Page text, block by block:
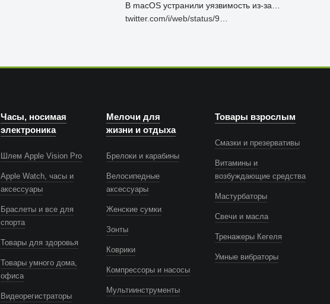
В macOS устранили уязвимость из-за…
twitter.com/i/web/status/9…
Часы, носимая
электроника
Шлем Apple Vision Pro
Apple Watch, часы и
аксессуары
Браслеты и все для
спорта
Товары для здоровья
Товары умного дома,
офиса
Видеорегистраторы
Мелочи для
жизни и отдыха
Брелоки и карабины
Велосипедные
аксессуары
Женские сумки
Зонты
Коврики
Компрессоры и насосы
Мультиинструменты
Товары взрослым
Смазки и презервативы
Витамины и
возбуждающие средства
Мастурбаторы
Свечи и масла
Тренажеры Кегеля
Умные вибраторы